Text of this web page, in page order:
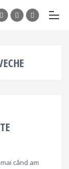
când am